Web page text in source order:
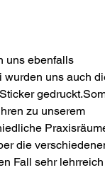
uns ebenfalls
wurden uns auch
zu unserem
die
Fall sehr lehrreich